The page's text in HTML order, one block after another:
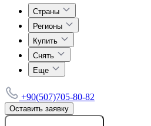
Страны
Регионы
Купить
Снять
Еще
+90(507)705-80-82
Оставить заявку